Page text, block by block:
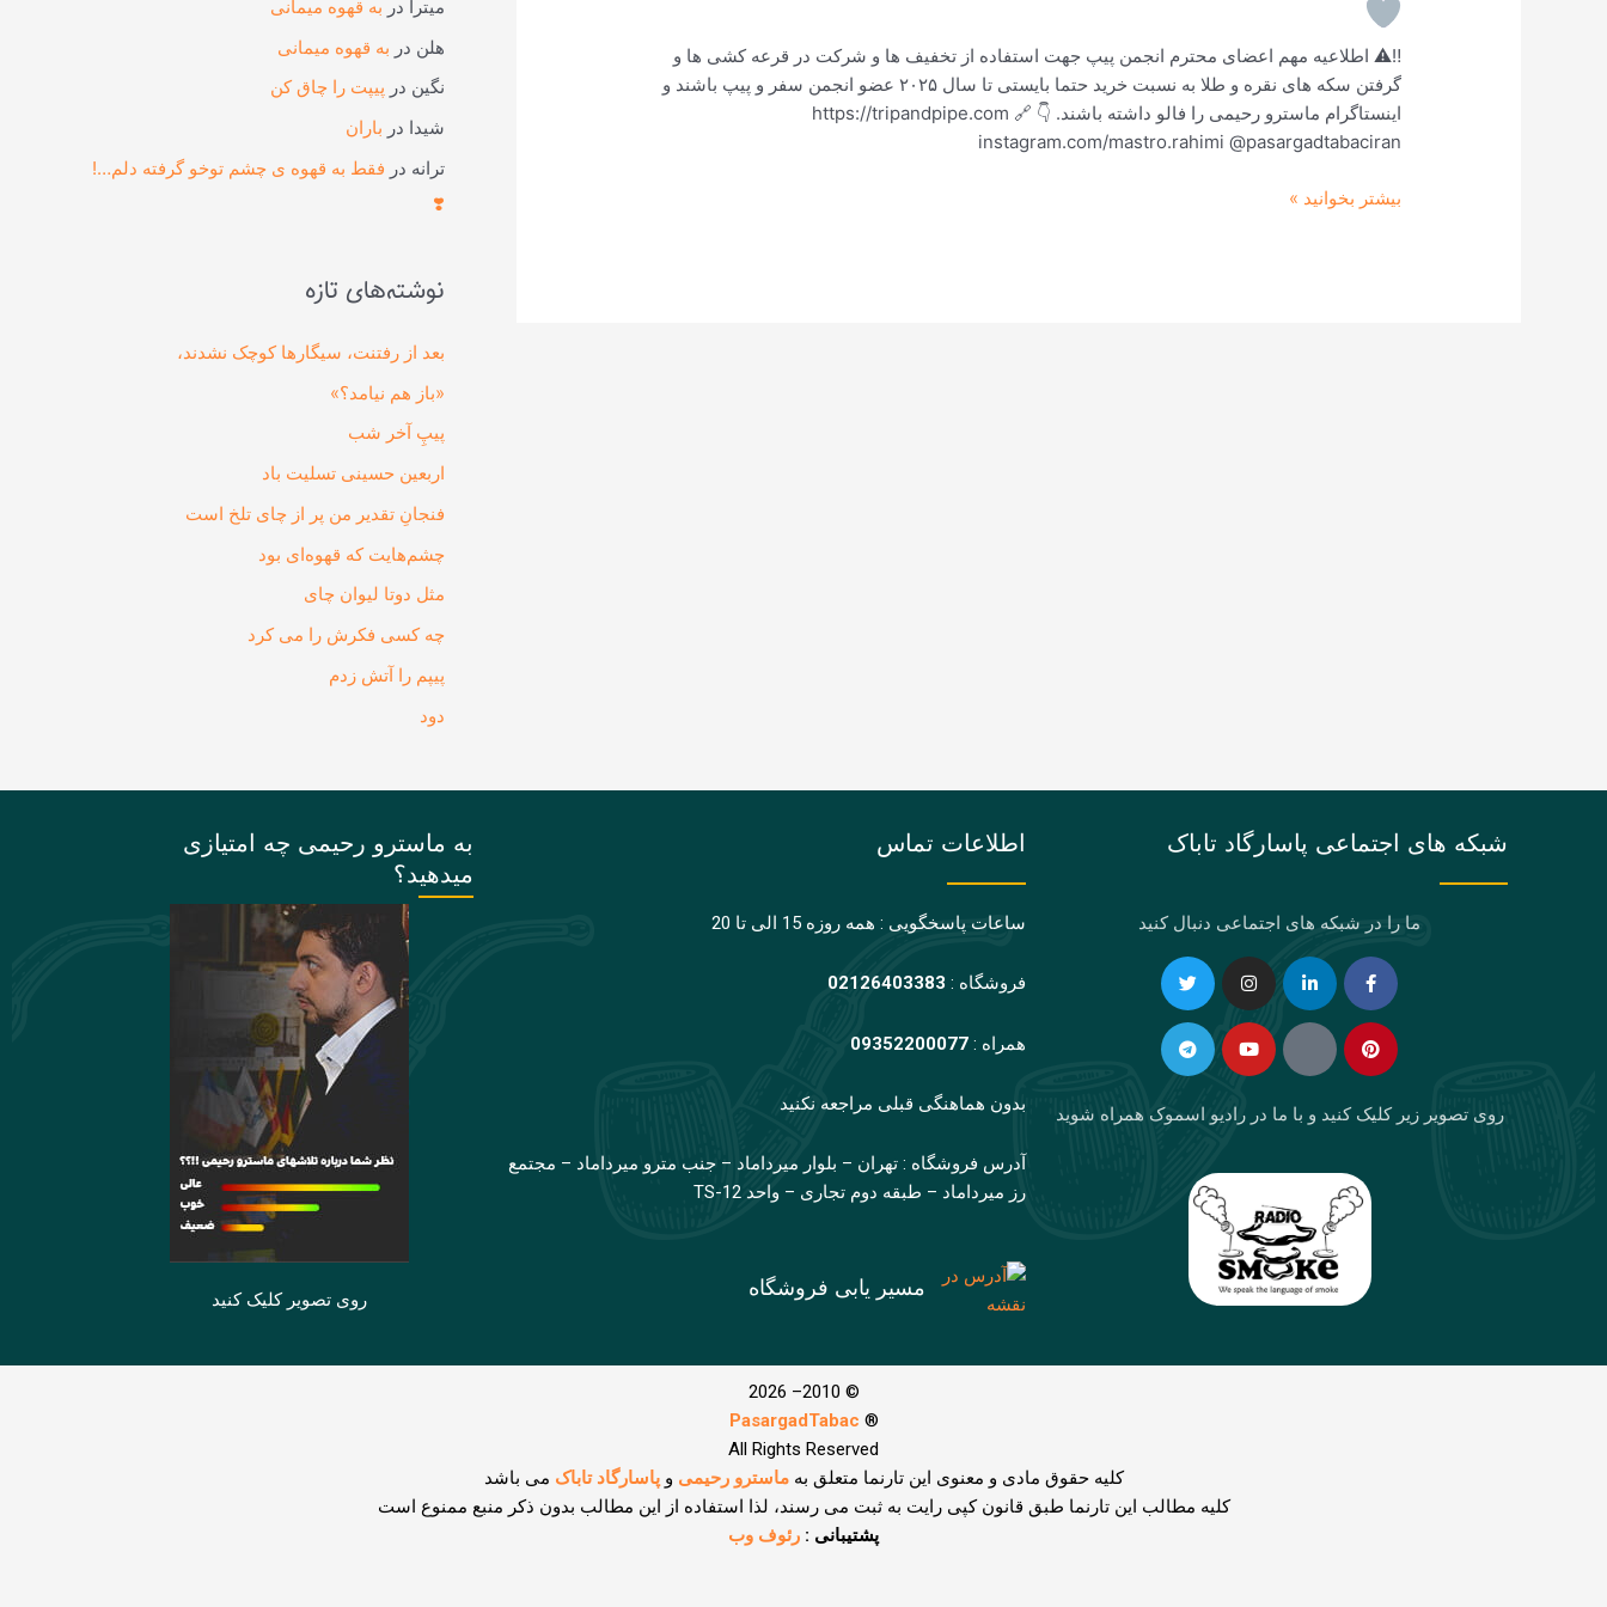
‼️⚠️ اطلاعیه مهم اعضای محترم انجمن پیپ جهت استفاده از تخفیف ها و شرکت در قرعه کشی ها و
گرفتن سکه های نقره و طلا به نسبت خرید حتما بایستی تا سال ۲۰۲۵ عضو انجمن سفر و پیپ باشند و
اینستاگرام ماسترو رحیمی را فالو داشته باشند. 👇 🔗 https://tripandpipe.com
instagram.com/mastro.rahimi @pasargadtabaciran
انجمن
پیپ
بیشتر بخوانید »
میترا در به قهوه میمانی
هلن در به قهوه میمانی
نگین در پیپت را چاق کن
شیدا در باران
ترانه در فقط به قهوه ی چشم توخو گرفته دلم…!
❣️
نوشته‌های تازه
بعد از رفتنت، سیگارها کوچک نشدند،
«باز هم نیامد؟»
پیپِ آخر شب
اربعین حسینی تسلیت باد
فنجانِ تقدیر من پر از چای تلخ است
چشم‌هایت که قهوه‌ای بود
مثل دوتا لیوان چای
چه کسی فکرش را می‌ کرد
پیپم را آتش زدم
دود
شبکه های اجتماعی پاسارگاد تاباک
ما را در شبکه های اجتماعی دنبال کنید
Facebook-
f
Linkedin-
in
Instagram
Twitter Pinterest
Eaparat
Youtube
Telegram
روی تصویر زیر کلیک کنید و با ما در رادیو اسموک همراه شوید
اطلاعات تماس
ساعات پاسخگویی : همه روزه 15 الی تا 20
فروشگاه : 02126403383
همراه :09352200077
بدون هماهنگی قبلی مراجعه نکنید
آدرس فروشگاه : تهران – بلوار میرداماد – جنب مترو میرداماد – مجتمع
رز میرداماد – طبقه دوم تجاری – واحد TS-12
مسیر یابی فروشگاه
به ماسترو رحیمی چه امتیازی
میدهید؟
روی تصویر کلیک کنید
© 2010– 2026
®
PasargadTabac
All Rights Reserved
كليه حقوق مادی و معنوی اين تارنما متعلق بهماسترو رحیمی وپاسارگاد تاباک می باشد
کلیه مطالب این تارنما طبق قانون کپی رایت به ثبت می رسند، لذا استفاده از این مطالب بدون ذکر منبع ممنوع است
پشتیبانی : رئوف وب